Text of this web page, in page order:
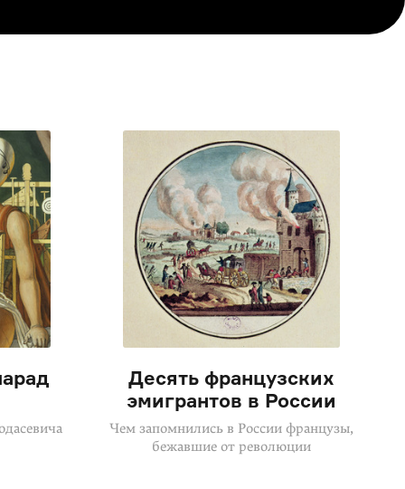
Десять французских
эмигрантов в России
Чем запомнились в России французы,
бежавшие от революции